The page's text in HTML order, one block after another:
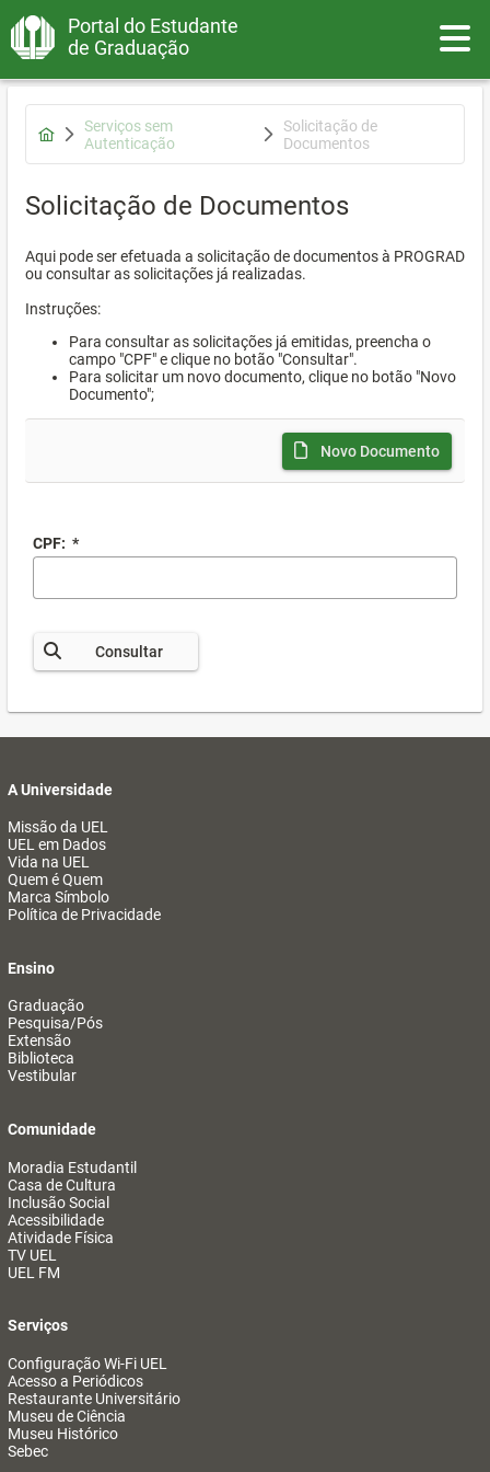
Portal do Estudante
de Graduação
Serviços sem
Autenticação
Solicitação de
Documentos
Solicitação de Documentos
Aqui pode ser efetuada a solicitação de documentos à PROGRAD
ou consultar as solicitações já realizadas.
Instruções:
Para consultar as solicitações já emitidas, preencha o
campo "CPF" e clique no botão "Consultar".
Para solicitar um novo documento, clique no botão "Novo
Documento";
Novo Documento
CPF: *
Consultar
A Universidade
Missão da UEL
UEL em Dados
Vida na UEL
Quem é Quem
Marca Símbolo
Política de Privacidade
Ensino
Graduação
Pesquisa/Pós
Extensão
Biblioteca
Vestibular
Comunidade
Moradia Estudantil
Casa de Cultura
Inclusão Social
Acessibilidade
Atividade Física
TV UEL
UEL FM
Serviços
Configuração Wi-Fi UEL
Acesso a Periódicos
Restaurante Universitário
Museu de Ciência
Museu Histórico
Sebec